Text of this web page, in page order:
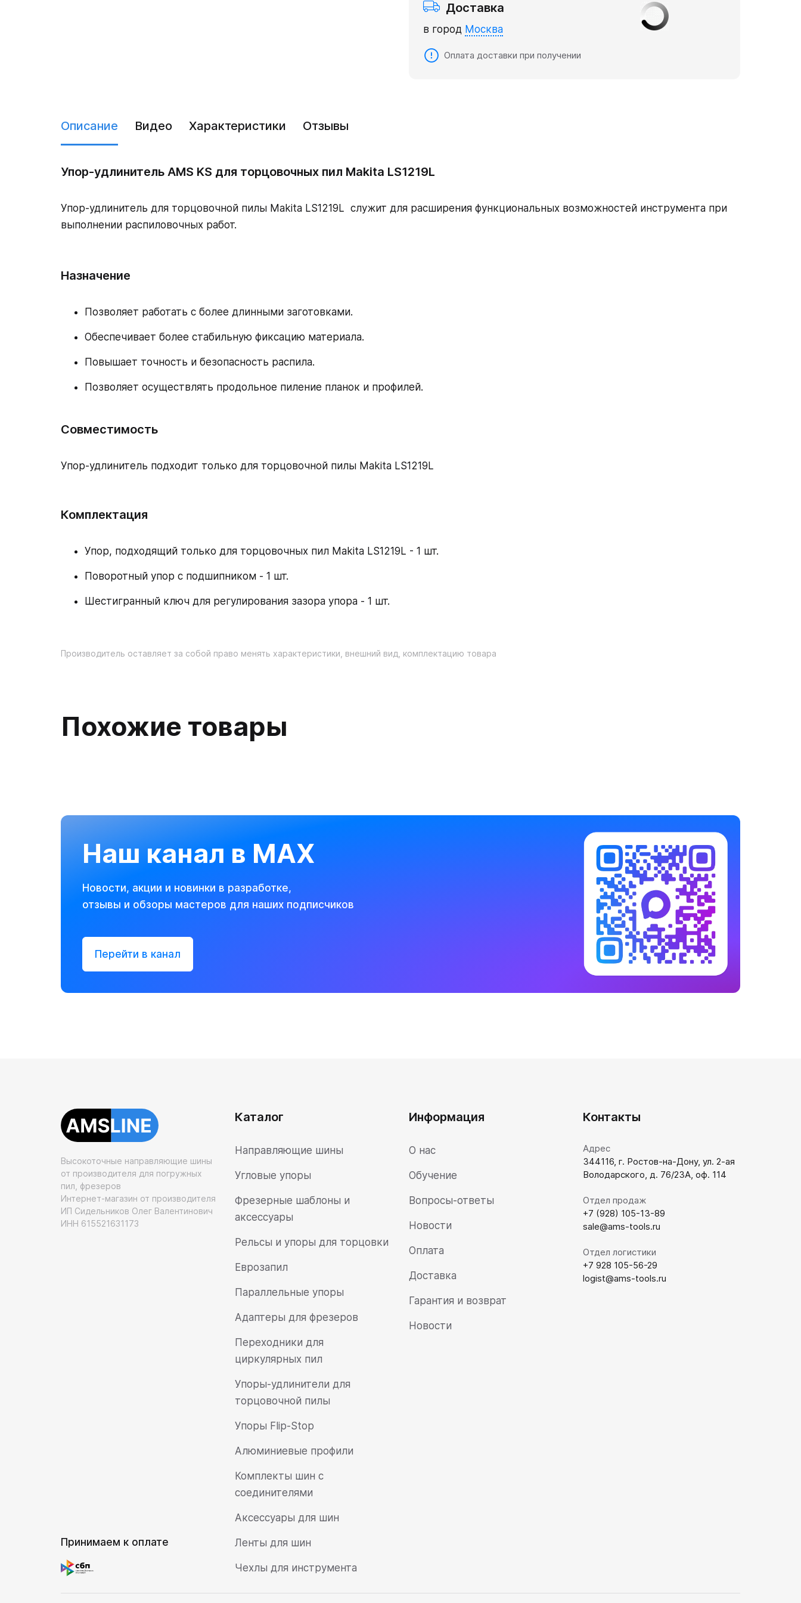
Доставка
в город Москва
Оплата доставки при получении
Описание Видео Характеристики Отзывы
Упор-удлинитель AMS KS для торцовочных пил Makita LS1219L
Упор-удлинитель для торцовочной пилы Makita LS1219L служит для расширения функциональных возможностей инструмента при
выполнении распиловочных работ.
Назначение
Позволяет работать с более длинными заготовками.
Обеспечивает более стабильную фиксацию материала.
Повышает точность и безопасность распила.
Позволяет осуществлять продольное пиление планок и профилей.
Совместимость
Упор-удлинитель подходит только для торцовочной пилы Makita LS1219L
Комплектация
Упор, подходящий только для торцовочных пил Makita LS1219L - 1 шт.
Поворотный упор с подшипником - 1 шт.
Шестигранный ключ для регулирования зазора упора - 1 шт.
Производитель оставляет за собой право менять характеристики, внешний вид, комплектацию товара
Похожие товары
Наш канал в MAX
Новости, акции и новинки в разработке,
отзывы и обзоры мастеров для наших подписчиков
Перейти в канал
Высокоточные направляющие шины
от производителя для погружных
пил, фрезеров
Интернет-магазин от производителя
ИП Сидельников Олег Валентинович
ИНН 615521631173
Принимаем к оплате
Каталог
Направляющие шины
Угловые упоры
Фрезерные шаблоны и
аксессуары
Рельсы и упоры для торцовки
Еврозапил
Параллельные упоры
Адаптеры для фрезеров
Переходники для
циркулярных пил
Упоры-удлинители для
торцовочной пилы
Упоры Flip-Stop
Алюминиевые профили
Комплекты шин с
соединителями
Аксессуары для шин
Ленты для шин
Чехлы для инструмента
Информация
О нас
Обучение
Вопросы-ответы
Новости
Оплата
Доставка
Гарантия и возврат
Новости
Контакты
Адрес
344116, г. Ростов-на-Дону, ул. 2-ая
Володарского, д. 76/23А, оф. 114
Отдел продаж
+7 (928) 105-13-89
sale@ams-tools.ru
Отдел логистики
+7 928 105-56-29
logist@ams-tools.ru